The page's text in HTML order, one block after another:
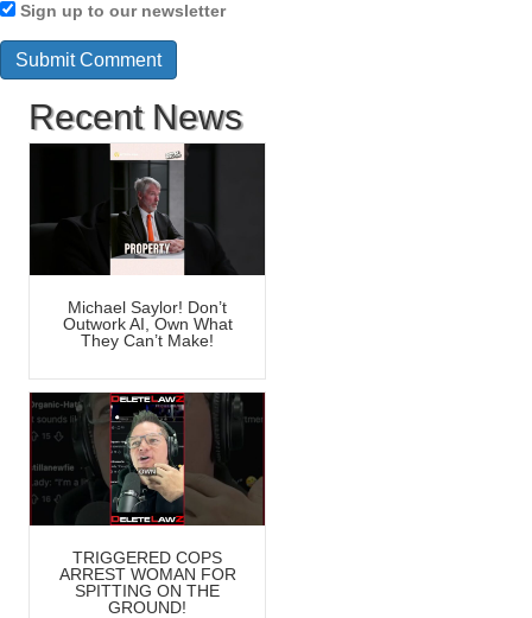
Sign up to our newsletter
Recent News
Michael Saylor! Don’t
Outwork AI, Own What
They Can’t Make!
TRIGGERED COPS
ARREST WOMAN FOR
SPITTING ON THE
GROUND!